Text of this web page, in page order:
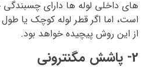
های داخلی لوله ها دارای
است، اما اگر قطر لوله کوچک یا
از این روش پیچیده خواهد بود.
2- پاشش مگنترونی